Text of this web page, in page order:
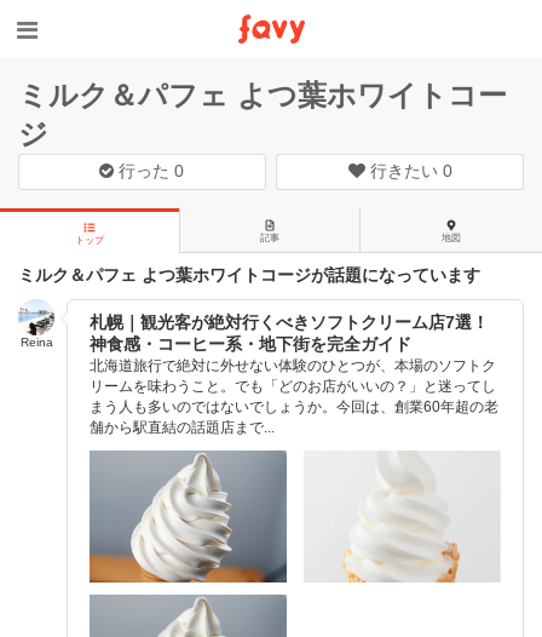
ミルク＆パフェ よつ葉ホワイトコー
ジ
行った0 行きたい 0
トップ 記事 地図
ミルク＆パフェ よつ葉ホワイトコージが話題になっています
Reina
札幌｜観光客が絶対行くべきソフトクリーム店7選！
神食感・コーヒー系・地下街を完全ガイド
北海道旅行で絶対に外せない体験のひとつが、本場のソフトク
リームを味わうこと。でも「どのお店がいいの？」と迷ってし
まう人も多いのではないでしょうか。今回は、創業60年超の老
舗から駅直結の話題店まで...